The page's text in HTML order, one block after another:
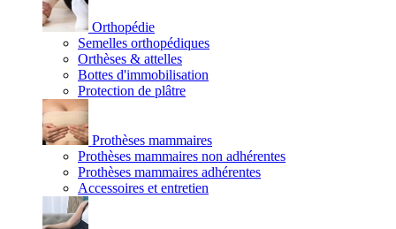
Orthopédie
Semelles orthopédiques
Orthèses & attelles
Bottes d'immobilisation
Protection de plâtre
Prothèses mammaires
Prothèses mammaires non adhérentes
Prothèses mammaires adhérentes
Accessoires et entretien